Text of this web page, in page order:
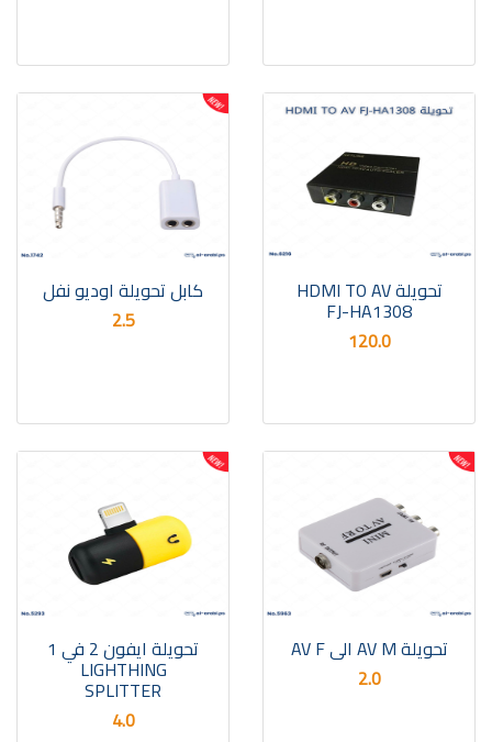
تحويلة HDMI TO AV
FJ-HA1308
120.0
كابل تحويلة اوديو نفل
2.5
تحويلة AV M الى AV F
2.0
تحويلة ايفون 2 في 1
LIGHTHING
SPLITTER
4.0